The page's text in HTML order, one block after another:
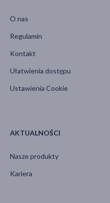
O nas
Regulamin
Kontakt
Ułatwienia dostępu
Ustawienia Cookie
AKTUALNOŚCI
Nasze produkty
Kariera